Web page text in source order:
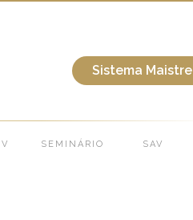
Sistema Maistre
SEMINÁRIO SAV
atual